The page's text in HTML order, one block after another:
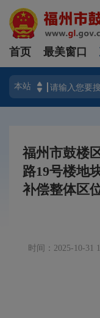
首页 最美窗口
福州市鼓楼
路19号楼地
补偿整体区
时间：2025-10-31